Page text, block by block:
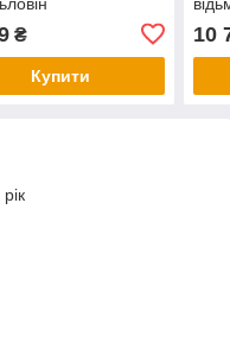
₴
Купити
10